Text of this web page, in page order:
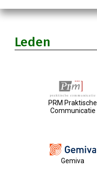
Leden
PRM Praktische
Communicatie
Gemiva